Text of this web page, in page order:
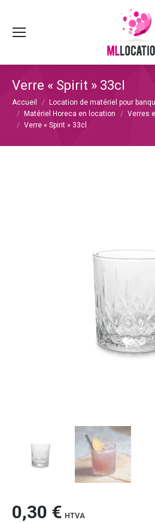
Verre « Spirit » 33cl
Vous êtes ici :
Accueil
Location de matériel pour
Matériel Horeca en location
Verres
Verre « Spirit » 33cl
0,30 € HTVA